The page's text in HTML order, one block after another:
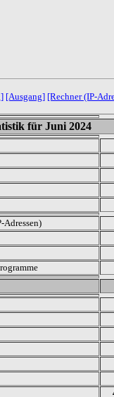
[Ausgang] [Rechner (IP-
für Juni 2024
Adressen)